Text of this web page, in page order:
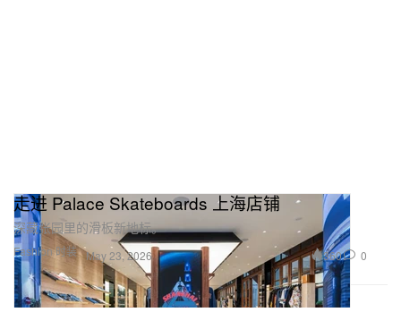
Fashion 时装
走进 Palace Skateboards 上海店铺
深藏张园里的滑板新地标。
May 23, 2026 360 0